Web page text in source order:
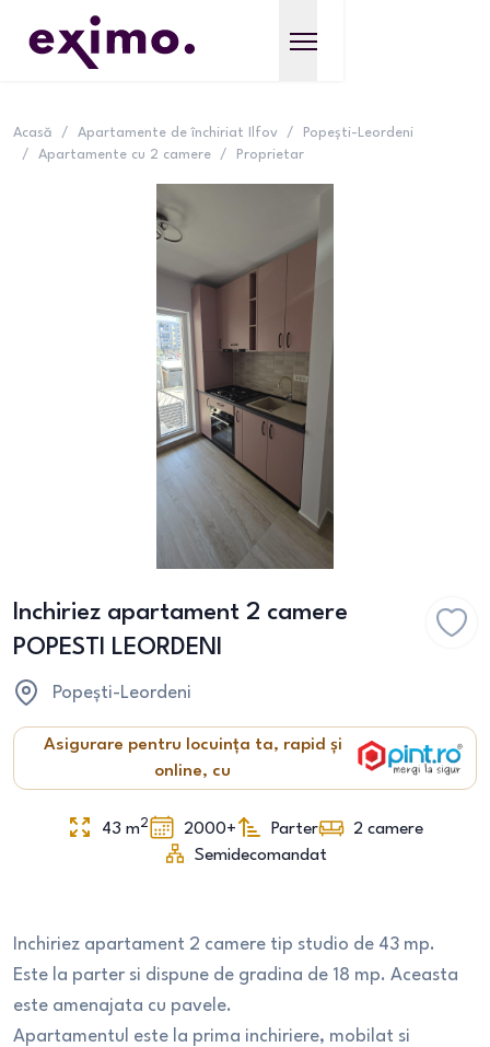
Acasă / Apartamente de închiriat Ilfov /
Popești-Leordeni
/
Apartamente cu 2 camere / Proprietar
Inchiriez apartament 2 camere
POPESTI LEORDENI
Popești-Leordeni
Asigurare pentru locuința ta, rapid și
online, cu
43 m2 2000+ Parter 2 camere
Semidecomandat
Inchiriez apartament 2 camere tip studio de 43 mp.
Este la parter si dispune de gradina de 18 mp. Aceasta
este amenajata cu pavele.
Apartamentul este la prima inchiriere, mobilat si